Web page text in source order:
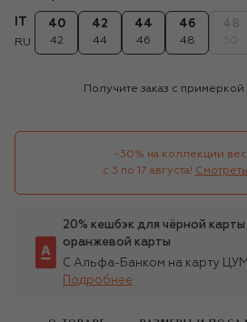
RU
40
42
42
44
44
46
46
48
Получите заказ с примеркой
-30% на коллекции
с 3 по 17 августа!
20% кешбэк для чёрной
оранжевой карты
С Альфа-Банком на карту
Подробнее